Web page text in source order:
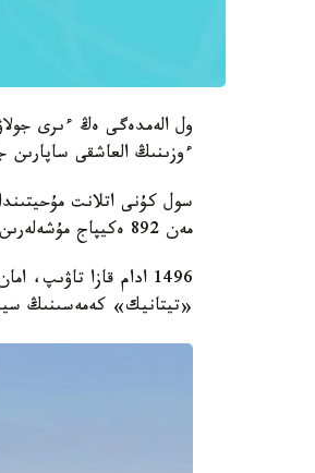
ءوزىنىڭ العاشقى
مەن 892 ەكيپاج مۇشەلەرىن قوسقاندا بارلىعى 2208 ادام بولعان.
«تيتانيك» كەمەسىنىڭ